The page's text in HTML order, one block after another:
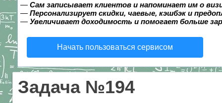
— Сам записывает клиентов и напоминает им о
— Персонализирует скидки, чаевые, кэшбэк и
— Увеличивает доходимость и помогает больше
Начать пользоваться сервисом
Задача №194